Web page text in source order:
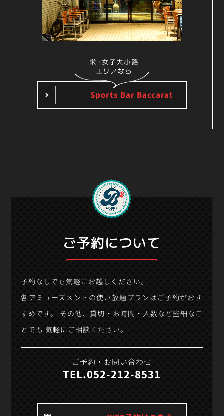
Sports Bar Baccarat
ご予約について
予約なしでも気軽にお越しください。
各アミューズメントの使い放題プランはご予約がおす
すめです。
その他、貸切・お時間・人数など些細なこ
とでも 気軽にご相談ください。
ご予約・お問い合わせ
TEL.052-212-8531